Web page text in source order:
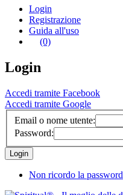
Login
Registrazione
Guida all'uso
(0)
Login
Accedi tramite Facebook
Accedi tramite Google
Email o nome utente:
Password:
Non ricordo la password